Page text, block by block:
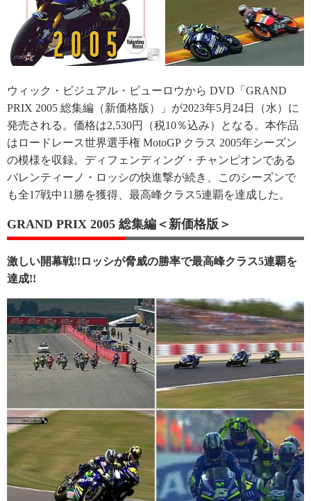
ウィック・ビジュアル・ビューロウから DVD「GRAND
PRIX 2005 総集編（新価格版）」が2023年5月24日（水）に
発売される。価格は2,530円（税10％込み）となる。本作品
はロードレース世界選手権 MotoGP クラス 2005年シーズン
の模様を収録。ディフェンディング・チャンピオンである
バレンティーノ・ロッシの快進撃が続き、このシーズンで
も全17戦中11勝を獲得、最高峰クラス5連覇を達成した。
GRAND PRIX 2005 総集編＜新価格版＞
激しい開幕戦!!ロッシが脅威の勝率で最高峰クラス5連覇を
達成!!